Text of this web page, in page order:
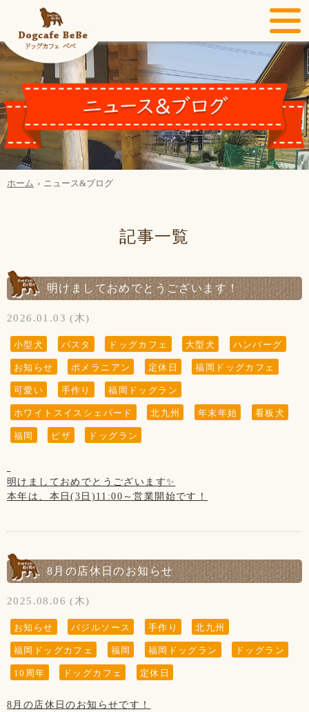
ホーム ニュース&ブログ
記事一覧
明けましておめでとうございます！
2026.01.03 (木)
小型犬 パスタ ドッグカフェ 大型犬 ハンバーグ
お知らせ ポメラニアン 定休日 福岡ドッグカフェ
可愛い 手作り 福岡ドッグラン
ホワイトスイスシェパード 北九州 年末年始 看板犬
福岡 ピザ ドッグラン
明けましておめでとうございます✨
本年は、本日(3日)11:00～営業開始です！
1月の店休日のお知らせです！
【1月の店休日】
8日、15日、22日、29の木曜日と
第3水曜日の21日です
【お願い】
8月の店休日のお知らせ
2025.08.06 (木)
お知らせ バジルソース 手作り 北九州
福岡ドッグカフェ 福岡 福岡ドッグラン ドッグラン
10周年 ドッグカフェ 定休日
8月の店休日のお知らせです！